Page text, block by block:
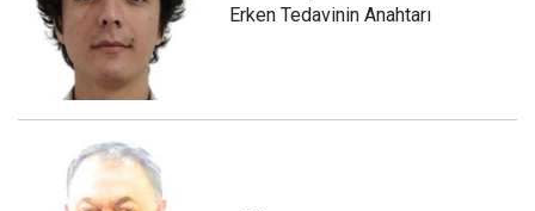
Erken Tedavinin Anahtarı